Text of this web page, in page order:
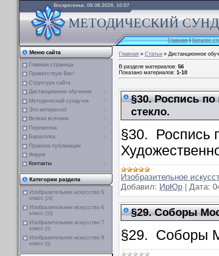
Воскресенье, 09.08.2026, 10:07
МЕТОДИЧЕСКИЙ
Главная|Каталог
Меню сайта
Главная страница
Приветствую Вас!
Структура сайта
Дистанционное обучение
Методический сундучок
Это интересно!
Всякая всячина
Переменка
Барахолка
Правила публикации
Форум
Контакты
Категории раздела
Изобразительное искусство 5
класс [24]
Изобразительное искусство 6
класс [32]
Изобразительное искусство 7
класс [0]
Изобразительное искусство 8
класс [0]
Главная»Статьи» Дистанционное
В разделе материалов:56
Показано материалов:1-10
§30. Роспись
стекло.
§30. Роспись
Изобразительное
Добавил: ИрЮр Дата:
§29. Соборы
§29. Соборы